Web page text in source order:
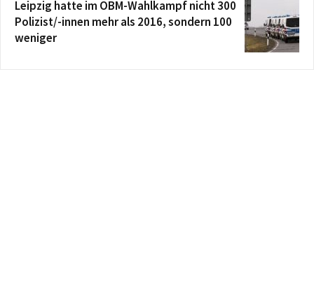
Leipzig hatte im OBM-Wahlkampf nicht 300
Polizist/-innen mehr als 2016, sondern 100
weniger